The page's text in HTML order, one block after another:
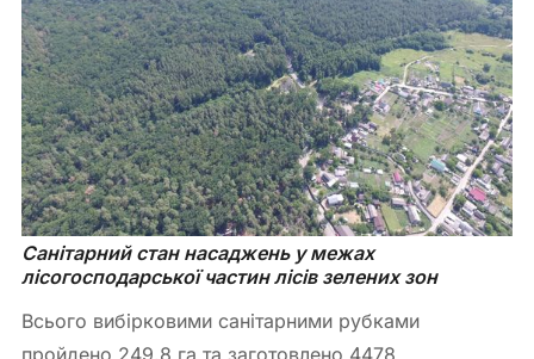
Санітарний стан насаджень у межах
лісогосподарської частин лісів зелених зон
Всього вибірковими санітарними рубками